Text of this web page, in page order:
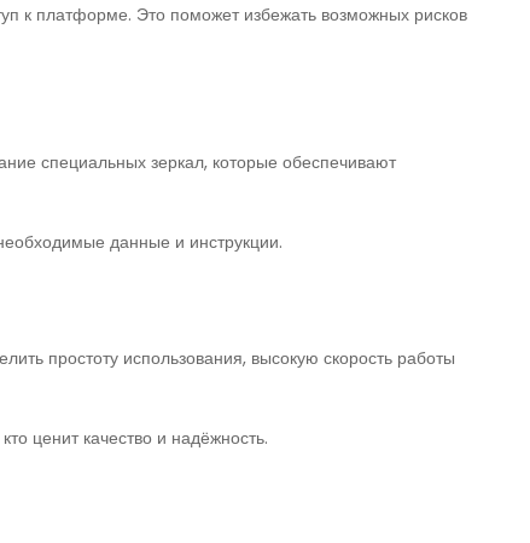
к платформе. Это поможет избежать возможных рисков
специальных зеркал, которые обеспечивают
данные и инструкции.
простоту использования, высокую скорость работы
ценит качество и надёжность.